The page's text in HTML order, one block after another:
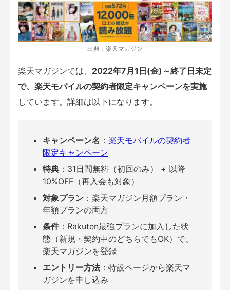
出典：楽天マガジン
楽天マガジンでは、 2022年7月1日(金)～終了日未定
で、楽天モバイルの契約者限定キャンペーンを実施
しています。詳細は以下になります。
キャンペーン名 ： 楽天モバイルの契約者
限定キャンペーン
特典 ：31日間無料（初回のみ） + 以降
10%OFF（再入会も対象）
対象プラン ：楽天マガジン月額プラン・
年額プランの両方
条件：Rakuten最強プランに加入した状
態（新規・契約中のどちらでもOK）で、
楽天マガジンを登録
エントリー方法：特設ページから楽天マ
ガジンを申し込み